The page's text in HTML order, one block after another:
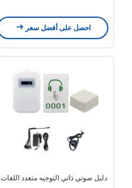
احصل على أفضل سعر
دليل صوتي ذاتي التوجيه متعدد اللغات